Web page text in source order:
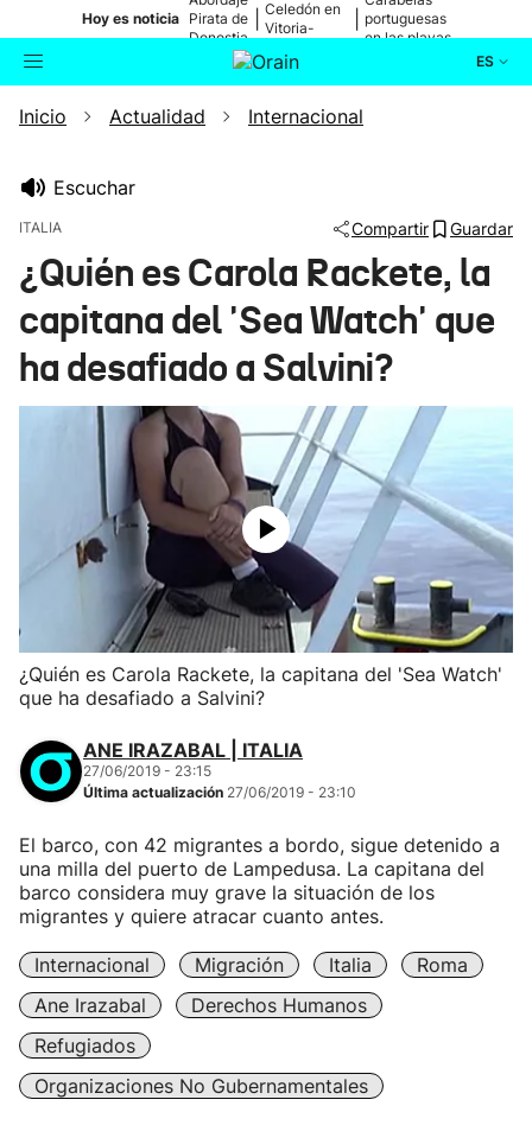
Hoy es noticia Pirata de
Donostia
Celedón en
Vitoria-
portuguesas
en las playas
ES
Buscador Actualidad
Ikusmiran
Eguraldia
Inicio Actualidad Internacional
Escuchar
ITALIA Compartir Guardar
¿Quién es Carola Rackete, la
capitana del 'Sea Watch' que
ha desafiado a Salvini?
¿Quién es Carola Rackete, la capitana del 'Sea Watch'
que ha desafiado a Salvini?
ANE IRAZABAL | ITALIA
27/06/2019 - 23:15
Última actualización 27/06/2019 - 23:10
El barco, con 42 migrantes a bordo, sigue detenido a
una milla del puerto de Lampedusa. La capitana del
barco considera muy grave la situación de los
migrantes y quiere atracar cuanto antes.
Internacional Migración Italia
Roma
Ane Irazabal
Derechos Humanos
Refugiados
Organizaciones No Gubernamentales